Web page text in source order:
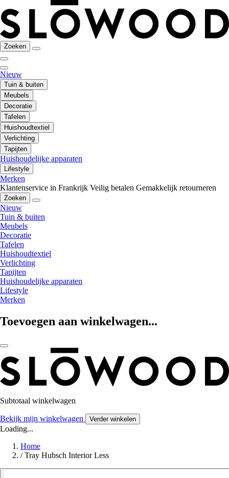
Zoeken
Nieuw
Tuin & buiten
Meubels
Decoratie
Tafelen
Huishoudtextiel
Verlichting
Tapijten
Huishoudelijke apparaten
Lifestyle
Merken
Klantenservice in Frankrijk Veilig betalen Gemakkelijk retourneren
Zoeken
Nieuw
Tuin & buiten
Meubels
Decoratie
Tafelen
Huishoudtextiel
Verlichting
Tapijten
Huishoudelijke apparaten
Lifestyle
Merken
Toevoegen aan winkelwagen...
Subtotaal winkelwagen
Bekijk mijn winkelwagen Verder winkelen
Loading...
Home
/ Tray Hubsch Interior Less